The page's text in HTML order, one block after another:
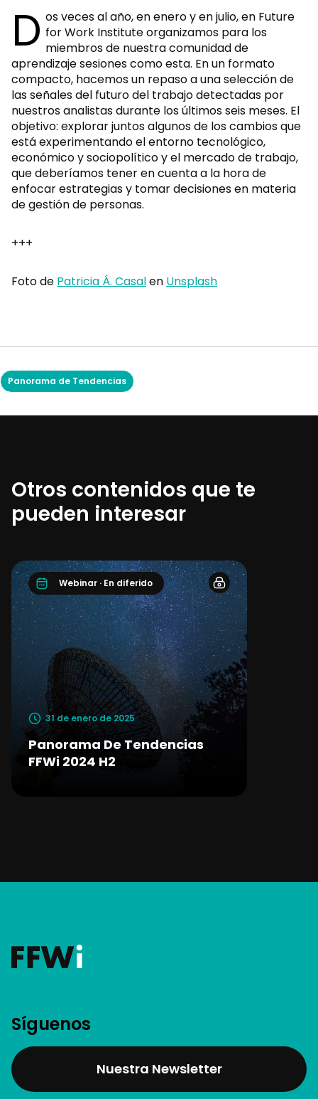
D os veces al año, en enero y en julio, en Future
for Work Institute organizamos para los
miembros de nuestra comunidad de
aprendizaje sesiones como esta. En un formato
compacto, hacemos un repaso a una selección de
las señales del futuro del trabajo detectadas por
nuestros analistas durante los últimos seis meses. El
objetivo: explorar juntos algunos de los cambios que
está experimentando el entorno tecnológico,
económico y sociopolítico y el mercado de trabajo,
que deberíamos tener en cuenta a la hora de
enfocar estrategias y tomar decisiones en materia
de gestión de personas.
+++
Foto de Patricia Á. Casalen Unsplash
Panorama de Tendencias
Otros contenidos que te
pueden interesar
Webinar · En diferido
31 de enero de 2025
Panorama De Tendencias
FFWi 2024 H2
Síguenos
Nuestra Newsletter